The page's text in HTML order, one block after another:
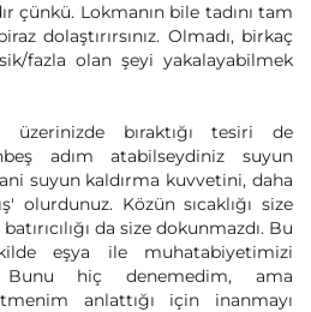
çünkü. Lokmanın bile tadını tam
dolaştırırsınız. Olmadı, birkaç
fazla olan şeyi yakalayabilmek
üzerinizde bıraktığı tesiri de
adım atabilseydiniz suyun
suyun kaldırma kuvvetini, daha
olurdunuz. Közün sıcaklığı size
da size dokunmazdı. Bu
eşya ile muhatabiyetimizi
Bunu hiç denemedim, ama
anlattığı için inanmayı